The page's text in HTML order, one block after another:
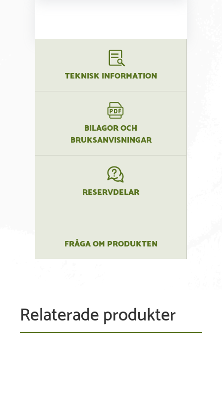
TEKNISK INFORMATION
BILAGOR OCH
BRUKSANVISNINGAR
RESERVDELAR
FRÅGA OM PRODUKTEN
Relaterade produkter